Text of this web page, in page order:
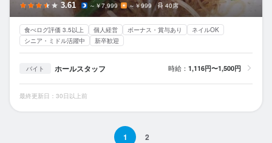
3.61 ～￥7,999 ～￥999 40席
食べログ評価 3.5以上 個人経営 ボーナス・賞与あり
ネイルOK
シニア・ミドル活躍中
新卒歓迎
バイト ホールスタッフ 時給： 1,116円〜1,500円
最終更新日：30日以上前
1 2